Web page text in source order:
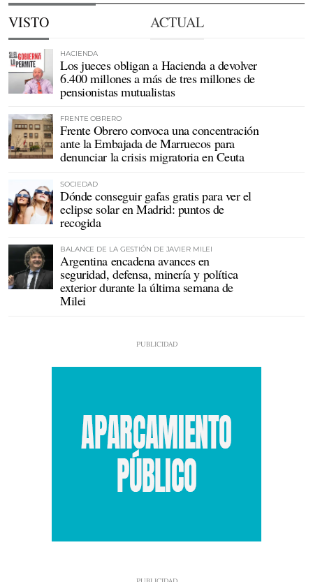
VISTO ACTUAL
HACIENDA
Los jueces obligan a Hacienda a devolver
6.400 millones a más de tres millones de
pensionistas mutualistas
FRENTE OBRERO
Frente Obrero convoca una concentración
ante la Embajada de Marruecos para
denunciar la crisis migratoria en Ceuta
SOCIEDAD
Dónde conseguir gafas gratis para ver el
eclipse solar en Madrid: puntos de
recogida
BALANCE DE LA GESTIÓN DE JAVIER MILEI
Argentina encadena avances en
seguridad, defensa, minería y política
exterior durante la última semana de
Milei